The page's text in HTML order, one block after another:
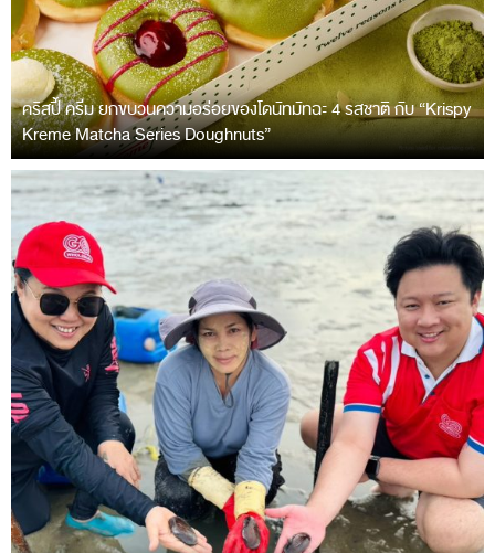
คริสปี้ ครีม ยกขบวนความอร่อยของโดนัทมัทฉะ 4 รสชาติ กับ “Krispy
Kreme Matcha Series Doughnuts”